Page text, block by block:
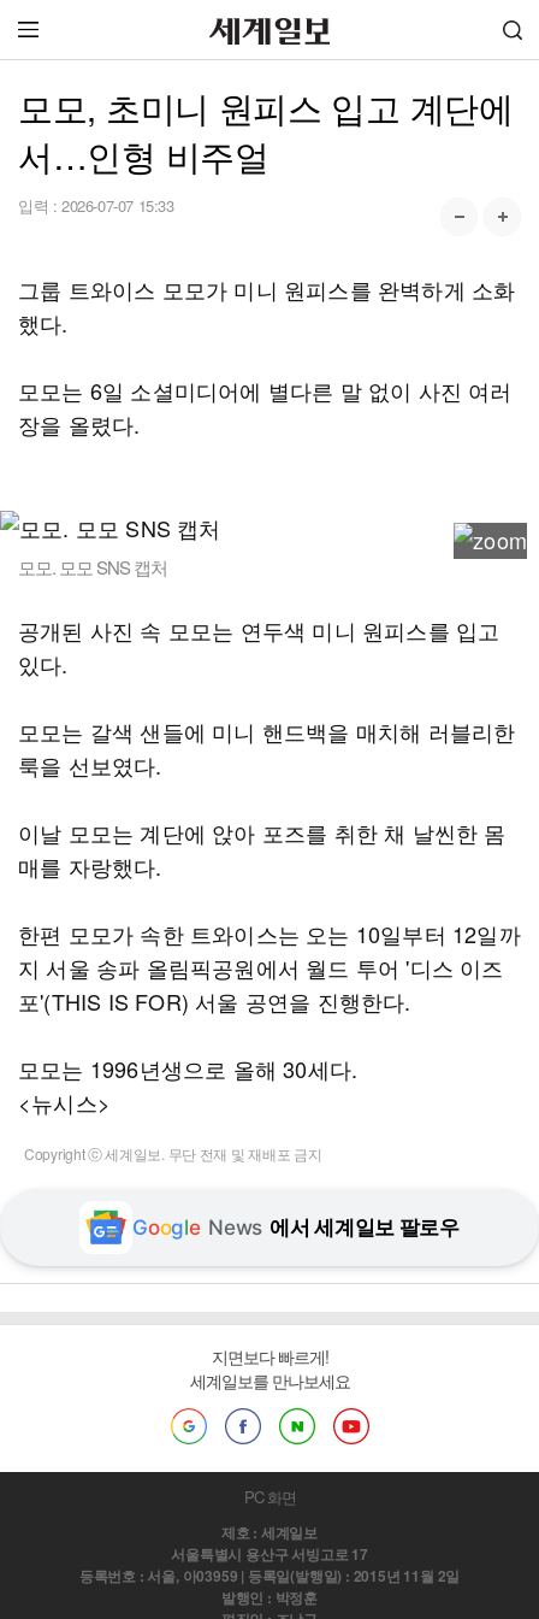
모모, 초미니 원피스 입고 계단에
서…인형 비주얼
입력 : 2026-07-07 15:33
그룹 트와이스 모모가 미니 원피스를 완벽하게 소화
했다.
모모는 6일 소셜미디어에 별다른 말 없이 사진 여러
장을 올렸다.
모모. 모모 SNS 캡처
공개된 사진 속 모모는 연두색 미니 원피스를 입고
있다.
모모는 갈색 샌들에 미니 핸드백을 매치해 러블리한
룩을 선보였다.
이날 모모는 계단에 앉아 포즈를 취한 채 날씬한 몸
매를 자랑했다.
한편 모모가 속한 트와이스는 오는 10일부터 12일까
지 서울 송파 올림픽공원에서 월드 투어 '디스 이즈
포'(THIS IS FOR) 서울 공연을 진행한다.
모모는 1996년생으로 올해 30세다.
<뉴시스>
Copyright ⓒ 세계일보. 무단 전재 및 재배포 금지
Google News 에서 세계일보 팔로우
지면보다 빠르게!
세계일보를 만나보세요
PC 화면
제호 : 세계일보
서울특별시 용산구 서빙고로 17
등록번호 : 서울, 아03959 | 등록일(발행일) : 2015년 11월 2일
발행인 : 박정훈